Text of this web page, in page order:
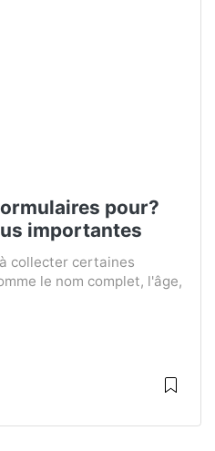
pour?
importantes
collecter certaines
le nom complet, l'âge,